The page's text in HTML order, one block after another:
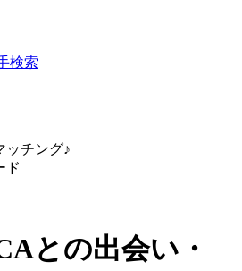
検索
ッチング♪
ド
との出会い・